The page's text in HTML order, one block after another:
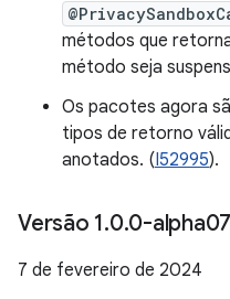
métodos que
método seja
Os pacotes agora
tipos de retorno
anotados. (I52995).
Versão 1.0.0-alpha07
7 de fevereiro de 2024